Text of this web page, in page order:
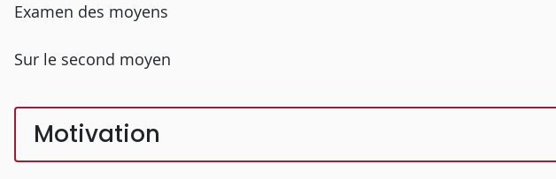
Examen des moyens
Sur le second moyen
Motivation